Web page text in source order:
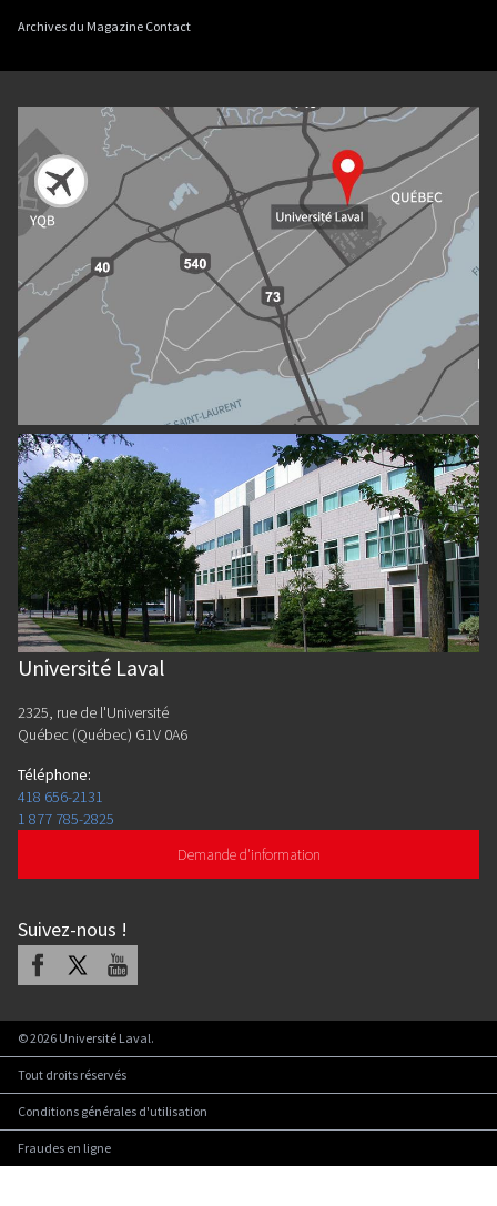
Archives du Magazine Contact
Université Laval
2325, rue de l'Université
Québec (Québec) G1V 0A6
Téléphone:
418 656-2131
1 877 785-2825
Demande d'information
Suivez-nous !
Facebook Youtube
©2026 Université Laval.
Tout droits réservés
Conditions générales d'utilisation
Fraudes en ligne